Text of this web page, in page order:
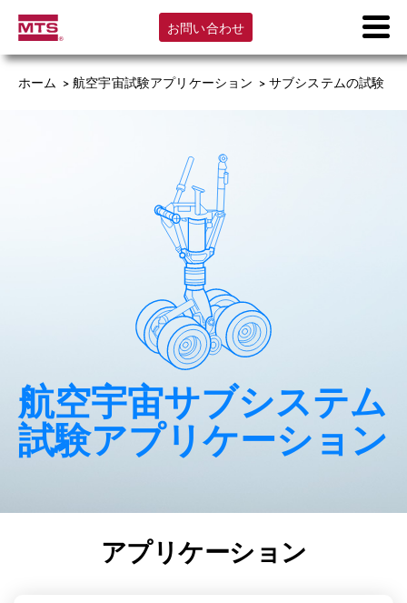
お問い合わせ
ホーム >航空宇宙試験アプリケーション > サブシステムの試験
航空宇宙サブシステム
試験アプリケーション
アプリケーション